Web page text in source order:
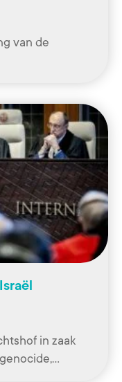
van de
in zaak